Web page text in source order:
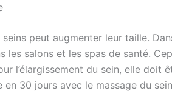
seins peut augmenter leur taille.
les salons et les spas de santé.
l’élargissement du sein, elle
en 30 jours avec le massage du